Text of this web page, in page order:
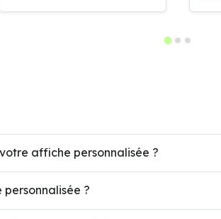
affiche personnalisée ?
?